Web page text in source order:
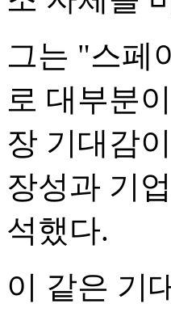
그는 "스페
로 대부분
장 기대감
장성과 기
석했다.
이 같은 기